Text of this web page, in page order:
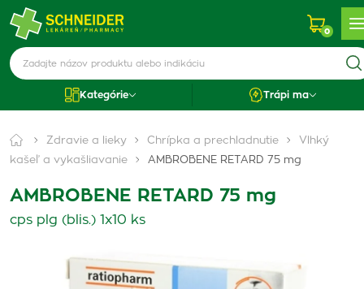
0
Kategórie Trápi ma
Zdravie a lieky Chrípka a prechladnutie
Vlhký
kašeľ a vykašliavanie
AMBROBENE RETARD 75 mg
AMBROBENE RETARD 75 mg
cps plg (blis.) 1x10 ks